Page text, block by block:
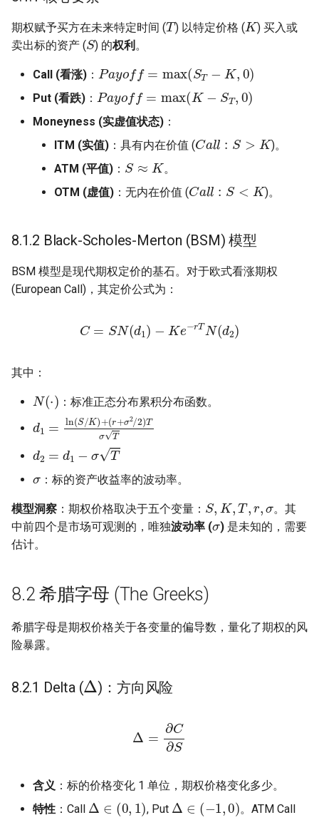
常见错误与排查
期权赋予买方在未来特定时间 (
T
) 以特定价格 (
) 买入或
卖出标的资产 (
S
) 的权利 。
Call (看涨) ：
P of f ( S K, 0)
Put (看跌) ：
P of f (K− T )
Moneyness (实虚值状态) ：
ITM (实值) ：具有内在价值 (
)。
ATM (平值) ：
。
OTM (虚值) ：无内在价值 ( )。
8.1.2 Black-Scholes-Merton (BSM) 模型
BSM 模型是现代期权定价的基石。对于欧式看涨期权
(European Call)，其定价公式为：
C= N(d1 )− e−rTN(d2)
其中：
N( )
：标准正态分布累积分布函数。
d1= ln(S/K)+
(r +σ 2/2)TσT
d 2= d σT
σ
：标的资产收益率的波动率。
模型洞察 ：期权价格取决于五个变量：
S K,T,r
。其
中前四个是市场可观测的，唯独波动率 (
σ
)是未知的，需要
估计。
8.2 希腊字母 (The Greeks)
希腊字母是期权价格关于各变量的偏导数，量化了期权的风
险暴露。
8.2.1 Delta (
Δ
)：方向风险
C∂S
含义 ：标的价格变化 1 单位，期权价格变化多少。
特性 ：Call
Δ 0, 1)
, Put
Δ − 1, 0)
。ATM Call